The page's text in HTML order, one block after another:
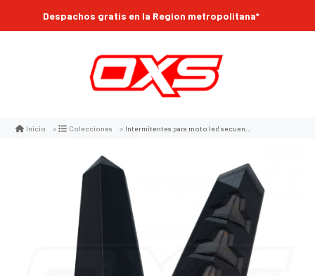
Despachos gratis en la Region metropolitana*
Inicio Colecciones Intermitentes para moto led secuenciales lambo